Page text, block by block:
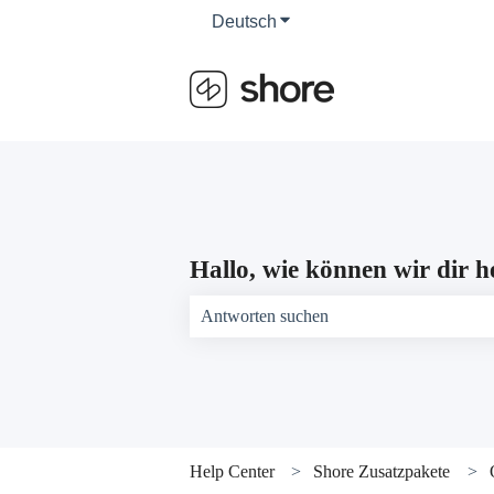
Deutsch Untermenü für
Hallo, wie können wir dir
Help Center Shore Zusatzpakete